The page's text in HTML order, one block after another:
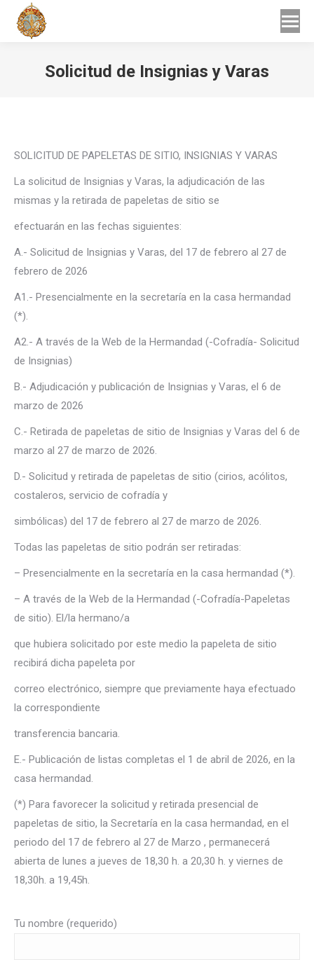
Solicitud de Insignias y Varas
SOLICITUD DE PAPELETAS DE SITIO, INSIGNIAS Y VARAS
La solicitud de Insignias y Varas, la adjudicación de las
mismas y la retirada de papeletas de sitio se
efectuarán en las fechas siguientes:
A.- Solicitud de Insignias y Varas, del 17 de febrero al 27 de
febrero de 2026
A1.- Presencialmente en la secretaría en la casa hermandad
(*).
A2.- A través de la Web de la Hermandad (-Cofradía- Solicitud
de Insignias)
B.- Adjudicación y publicación de Insignias y Varas, el 6 de
marzo de 2026
C.- Retirada de papeletas de sitio de Insignias y Varas del 6 de
marzo al 27 de marzo de 2026.
D.- Solicitud y retirada de papeletas de sitio (cirios, acólitos,
costaleros, servicio de cofradía y
simbólicas) del 17 de febrero al 27 de marzo de 2026.
Todas las papeletas de sitio podrán ser retiradas:
– Presencialmente en la secretaría en la casa hermandad (*).
– A través de la Web de la Hermandad (-Cofradía-Papeletas
de sitio). El/la hermano/a
que hubiera solicitado por este medio la papeleta de sitio
recibirá dicha papeleta por
correo electrónico, siempre que previamente haya efectuado
la correspondiente
transferencia bancaria.
E.- Publicación de listas completas el 1 de abril de 2026, en la
casa hermandad.
(*) Para favorecer la solicitud y retirada presencial de
papeletas de sitio, la Secretaría en la casa hermandad, en el
periodo del 17 de febrero al 27 de Marzo , permanecerá
abierta de lunes a jueves de 18,30 h. a 20,30 h. y viernes de
18,30h. a 19,45h.
Tu nombre (requerido)